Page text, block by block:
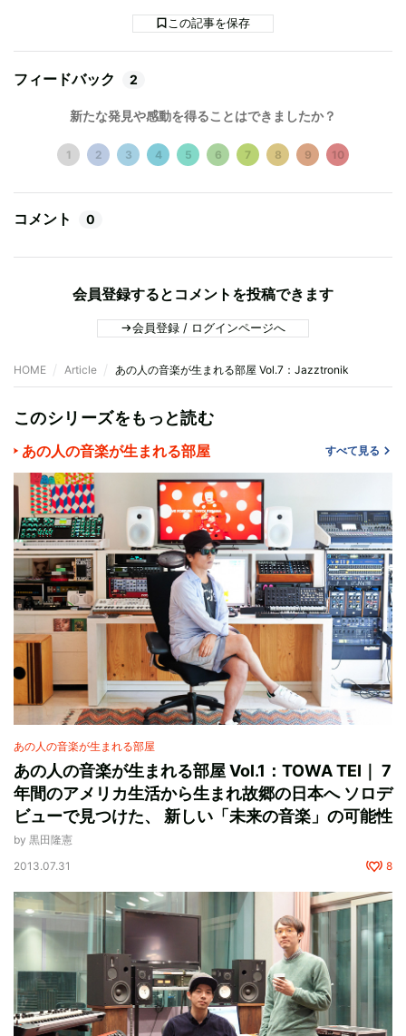
この記事を保存
フィードバック 2
新たな発見や感動を得ることはできましたか？
1 2 3 4 5 6 7 8 9 10
コメント 0
会員登録するとコメントを投稿できます
会員登録 / ログインページへ
HOME Article あの人の音楽が生まれる部屋 Vol.7：Jazztronik
このシリーズをもっと読む
あの人の音楽が生まれる部屋 すべて見る
あの人の音楽が生まれる部屋
あの人の音楽が生まれる部屋 Vol.1：TOWA TEI｜ 7
年間のアメリカ生活から生まれ故郷の日本へ ソロデ
ビューで見つけた、 新しい「未来の音楽」の可能性
by 黒田隆憲
2013.07.31
8